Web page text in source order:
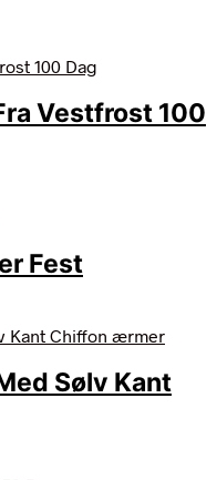
Vestfrost 100
Fest
Sølv Kant